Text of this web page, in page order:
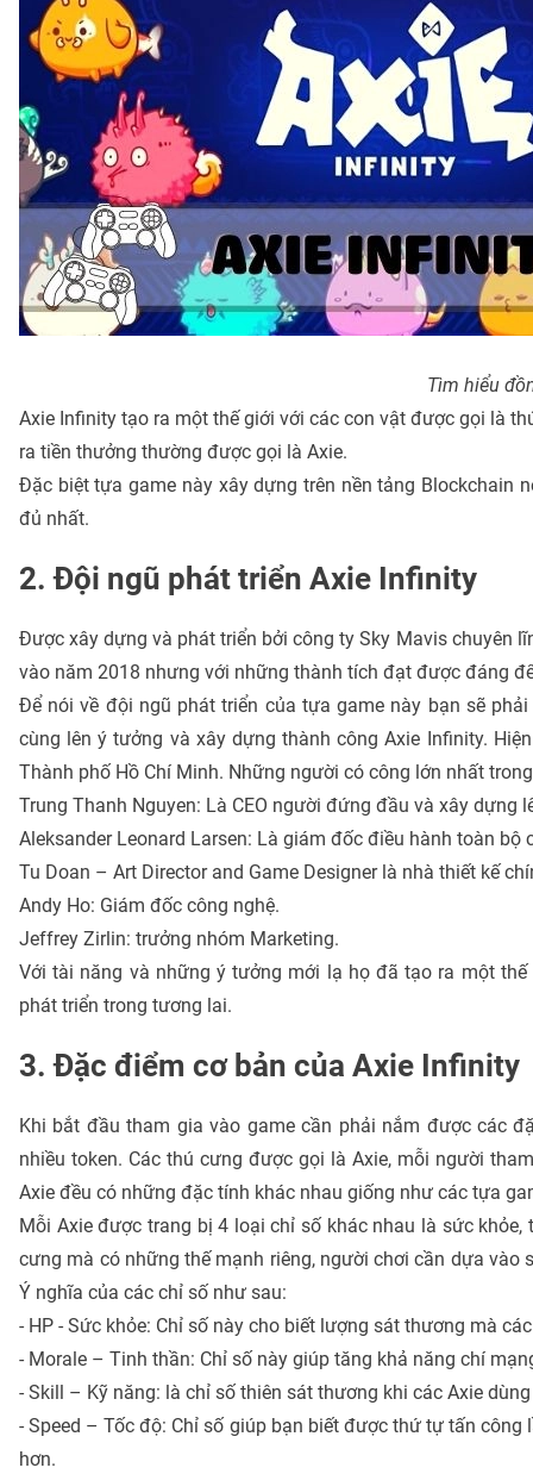
Tìm hiểu
Axie Infinity tạo ra một thế giới với các con vật được gọi là
ra tiền thưởng thường được gọi là Axie.
Đặc biệt tựa game này xây dựng trên nền tảng
đủ nhất.
2. Đội ngũ phát triển Axie Infinity
Được xây dựng và phát triển bởi công ty Sky Mavis chuyên
vào năm 2018 nhưng với những thành tích đạt được đáng
Để nói về đội ngũ phát triển của tựa game này bạn sẽ
cùng lên ý tưởng và xây dựng thành công Axie Infinity.
Thành phố Hồ Chí Minh. Những người có công lớn nhất
Trung Thanh Nguyen: Là CEO người đứng đầu và xây dựng
Aleksander Leonard Larsen: Là giám đốc điều hành toàn bộ
Tu Doan – Art Director and Game Designer là nhà thiết kế
Andy Ho: Giám đốc công nghệ.
Jeffrey Zirlin: trưởng nhóm Marketing.
Với tài năng và những ý tưởng mới lạ họ đã tạo ra một
phát triển trong tương lai.
3. Đặc điểm cơ bản của Axie Infinity
Khi bắt đầu tham gia vào game cần phải nắm được các
nhiều token. Các thú cưng được gọi là Axie, mỗi người
Axie đều có những đặc tính khác nhau giống như các tựa
Mỗi Axie được trang bị 4 loại chỉ số khác nhau là sức
cưng mà có những thế mạnh riêng, người chơi cần dựa
Ý nghĩa của các chỉ số như sau:
- HP - Sức khỏe: Chỉ số này cho biết lượng sát thương mà
- Morale – Tinh thần: Chỉ số này giúp tăng khả năng chí
- Skill – Kỹ năng: là chỉ số thiên sát thương khi các Axie
- Speed – Tốc độ: Chỉ số giúp bạn biết được thứ tự tấn
hơn.